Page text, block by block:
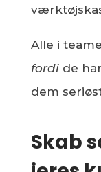
Alle i
fordide
dem
Skab